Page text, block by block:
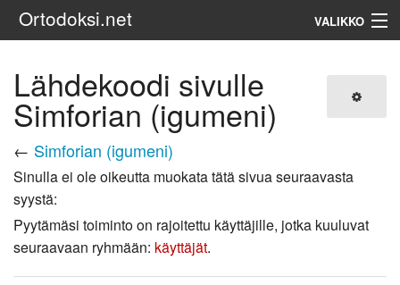
Ortodoksi.net VALIKKO
Haku
Lähdekoodi sivulle
Simforian (igumeni)
← Simforian (igumeni)
Sinulla ei ole oikeutta muokata tätä sivua seuraavasta
syystä:
Pyytämäsi toiminto on rajoitettu käyttäjille, jotka kuuluvat
seuraavaan ryhmään: käyttäjät.